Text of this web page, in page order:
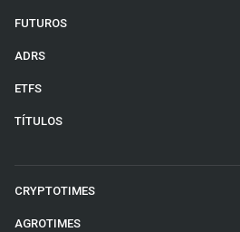
FUTUROS
ADRS
ETFS
TÍTULOS
CRYPTOTIMES
AGROTIMES